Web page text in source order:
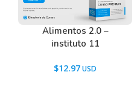
Alimentos 2.0 –
instituto 11
$12.97